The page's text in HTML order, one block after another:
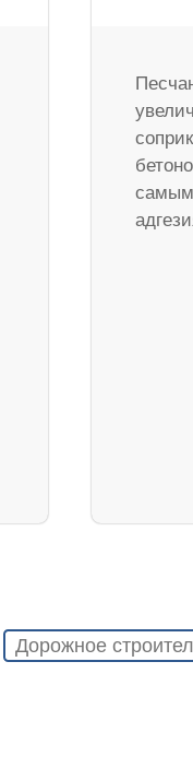
самым
Дорожное